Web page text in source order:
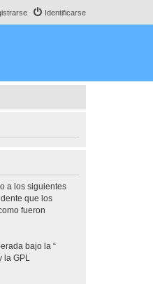
Identificarse
a los siguientes
que los
fueron
bajo la “
la GPL